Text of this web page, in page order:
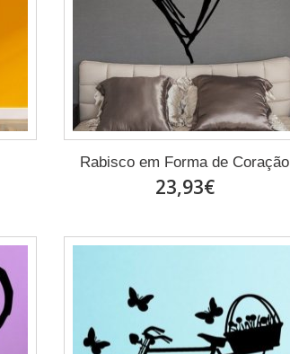
Rabisco em Forma de Coração
23,93€